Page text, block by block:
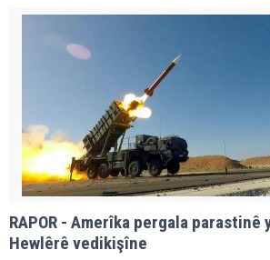
RAPOR - Amerîka pergala parastinê
Hewlêrê vedikişîne